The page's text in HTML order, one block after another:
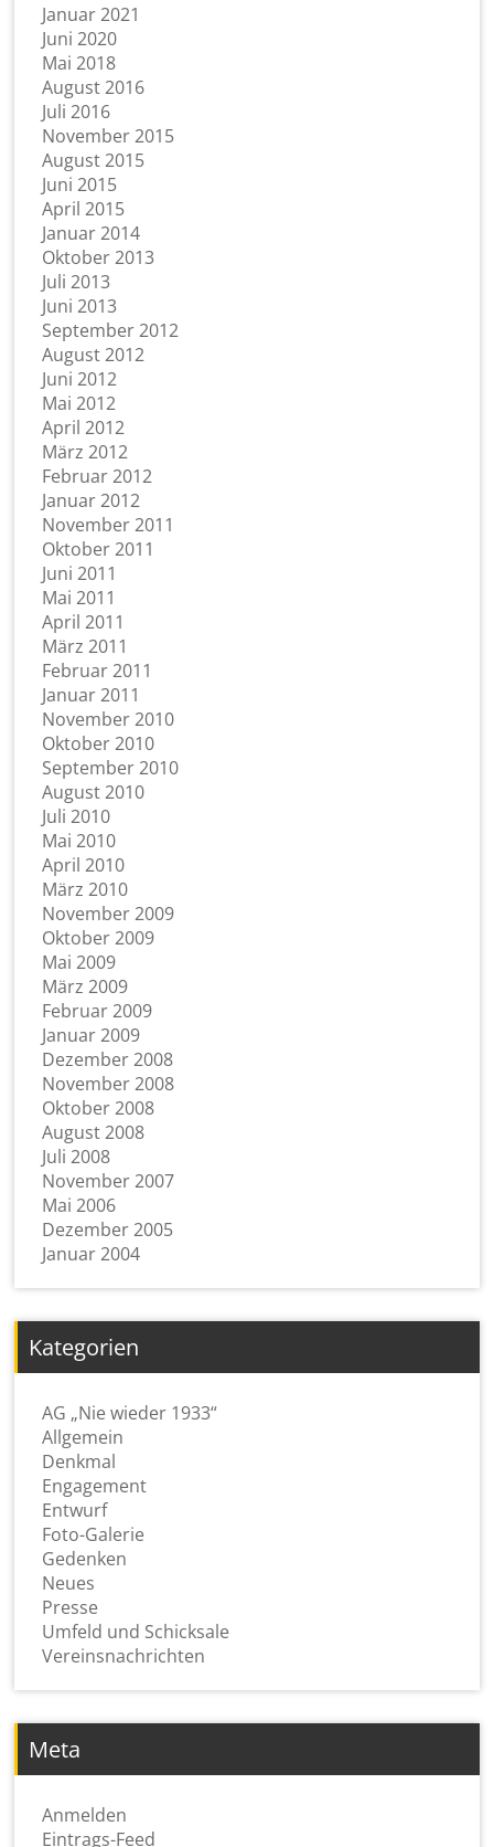
Januar 2021
Juni 2020
Mai 2018
August 2016
Juli 2016
November 2015
August 2015
Juni 2015
April 2015
Januar 2014
Oktober 2013
Juli 2013
Juni 2013
September 2012
August 2012
Juni 2012
Mai 2012
April 2012
März 2012
Februar 2012
Januar 2012
November 2011
Oktober 2011
Juni 2011
Mai 2011
April 2011
März 2011
Februar 2011
Januar 2011
November 2010
Oktober 2010
September 2010
August 2010
Juli 2010
Mai 2010
April 2010
März 2010
November 2009
Oktober 2009
Mai 2009
März 2009
Februar 2009
Januar 2009
Dezember 2008
November 2008
Oktober 2008
August 2008
Juli 2008
November 2007
Mai 2006
Dezember 2005
Januar 2004
Kategorien
AG „Nie wieder 1933“
Allgemein
Denkmal
Engagement
Entwurf
Foto-Galerie
Gedenken
Neues
Presse
Umfeld und Schicksale
Vereinsnachrichten
Meta
Anmelden
Eintrags-Feed